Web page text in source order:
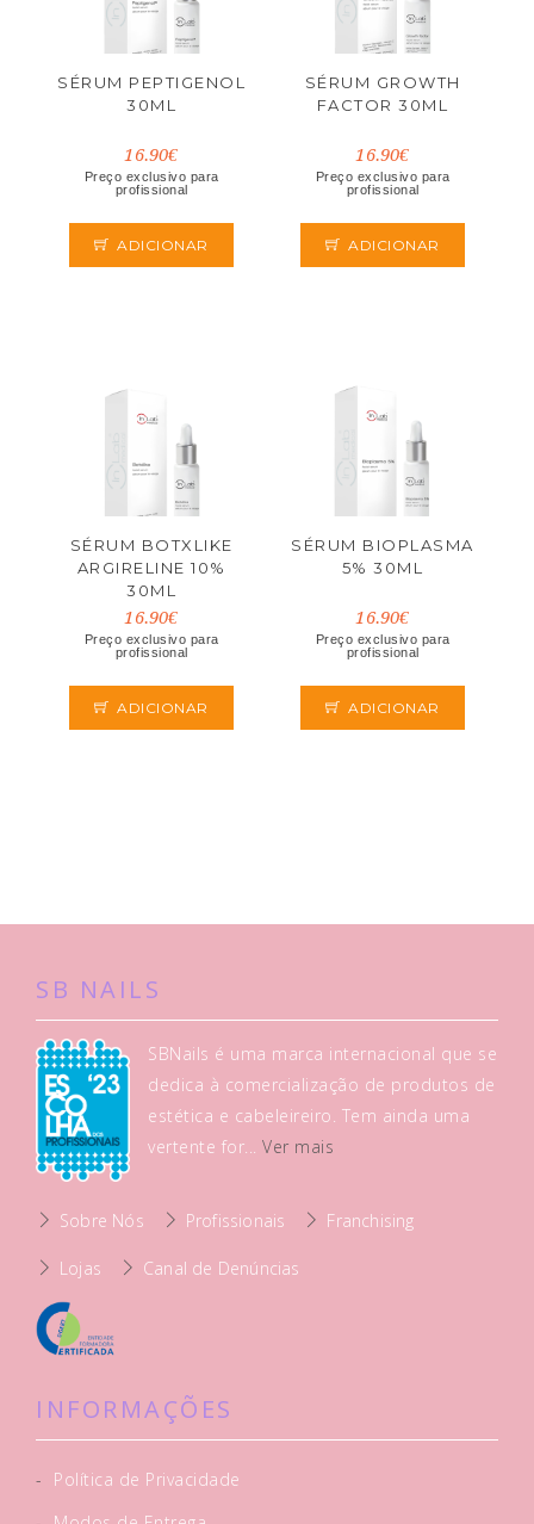
SÉRUM PEPTIGENOL
30ML
16.90€
Preço exclusivo para
profissional
ADICIONAR
SÉRUM GROWTH
FACTOR 30ML
16.90€
Preço exclusivo para
profissional
ADICIONAR
SÉRUM BOTXLIKE
ARGIRELINE 10%
30ML
16.90€
Preço exclusivo para
profissional
ADICIONAR
SÉRUM BIOPLASMA
5% 30ML
16.90€
Preço exclusivo para
profissional
ADICIONAR
SB NAILS
SBNails é uma marca internacional que se
dedica à comercialização de produtos de
estética e cabeleireiro. Tem ainda uma
vertente for...Ver mais
Sobre Nós Profissionais Franchising
Lojas Canal de Denúncias
INFORMAÇÕES
-
Política de Privacidade